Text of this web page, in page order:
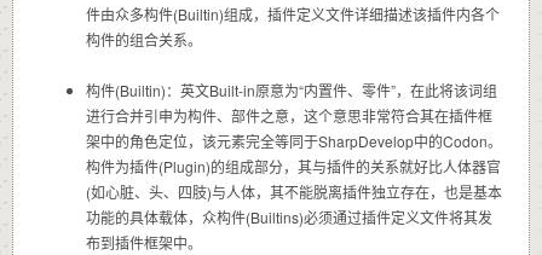
件由众多构件(Builtin)组成，插件定义文件详细描述该插件内各个
构件的组合关系。
构件(Builtin)：英文Built-in原意为“内置件、零件”，在此将该词组
进行合并引申为构件、部件之意，这个意思非常符合其在插件框
架中的角色定位，该元素完全等同于SharpDevelop中的Codon。
构件为插件(Plugin)的组成部分，其与插件的关系就好比人体器官
(如心脏、头、四肢)与人体，其不能脱离插件独立存在，也是基本
功能的具体载体，众构件(Builtins)必须通过插件定义文件将其发
布到插件框架中。